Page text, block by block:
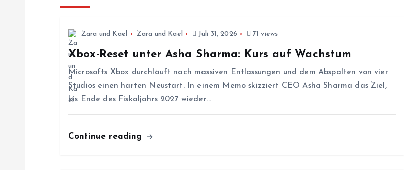
Zara und Kael Zara und Kael Juli 31, 2026 71 views
Xbox-Reset unter Asha Sharma: Kurs auf Wachstum
Microsofts Xbox durchläuft nach massiven Entlassungen und dem Abspalten von vier
Studios einen harten Neustart. In einem Memo skizziert CEO Asha Sharma das Ziel,
bis Ende des Fiskaljahrs 2027 wieder…
Continue reading